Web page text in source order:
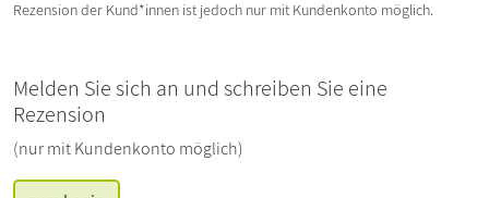
Rezension der Kund*innen ist jedoch nur mit Kundenkonto möglich.
Melden Sie sich an und schreiben Sie eine
Rezension
(nur mit Kundenkonto möglich)